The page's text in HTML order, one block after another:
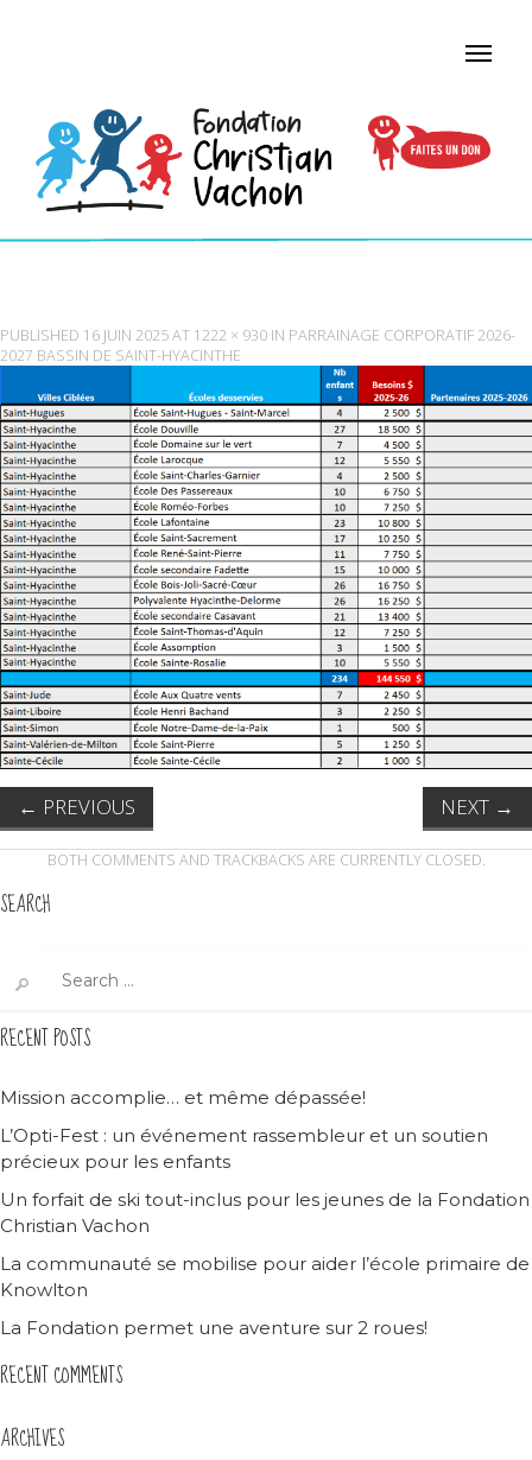
PUBLISHED 16 JUIN 2025AT 1222 × 930 IN PARRAINAGE CORPORATIF 2026-
2027 BASSIN DE SAINT-HYACINTHE
← PREVIOUS NEXT →
BOTH COMMENTS AND TRACKBACKS ARE CURRENTLY CLOSED.
SEARCH
for:
RECENT POSTS
Mission accomplie… et même dépassée!
L’Opti-Fest : un événement rassembleur et un soutien
précieux pour les enfants
Un forfait de ski tout-inclus pour les jeunes de la Fondation
Christian Vachon
La communauté se mobilise pour aider l’école primaire de
Knowlton
La Fondation permet une aventure sur 2 roues!
RECENT COMMENTS
ARCHIVES